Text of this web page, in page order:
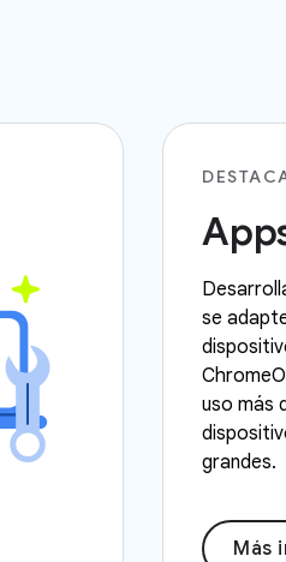
se
uso más
grandes.
Más